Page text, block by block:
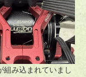
組み込まれていまし